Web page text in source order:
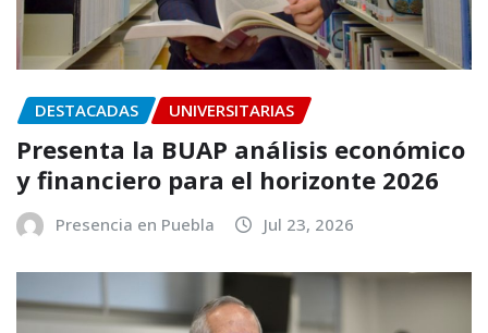
DESTACADAS UNIVERSITARIAS
Presenta la BUAP análisis económico
y financiero para el horizonte 2026
Presencia en Puebla Jul 23, 2026